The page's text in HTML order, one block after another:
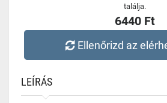
találja.
6440 Ft
Ellenőrizd az
LEÍRÁS